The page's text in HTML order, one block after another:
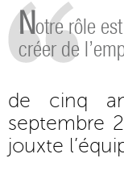
Notre rôle
créer de
de cinq
septembre
jouxte